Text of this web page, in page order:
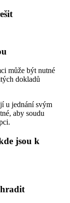
může být nutné
dokladů
u jednání svým
aby soudu
jsou k